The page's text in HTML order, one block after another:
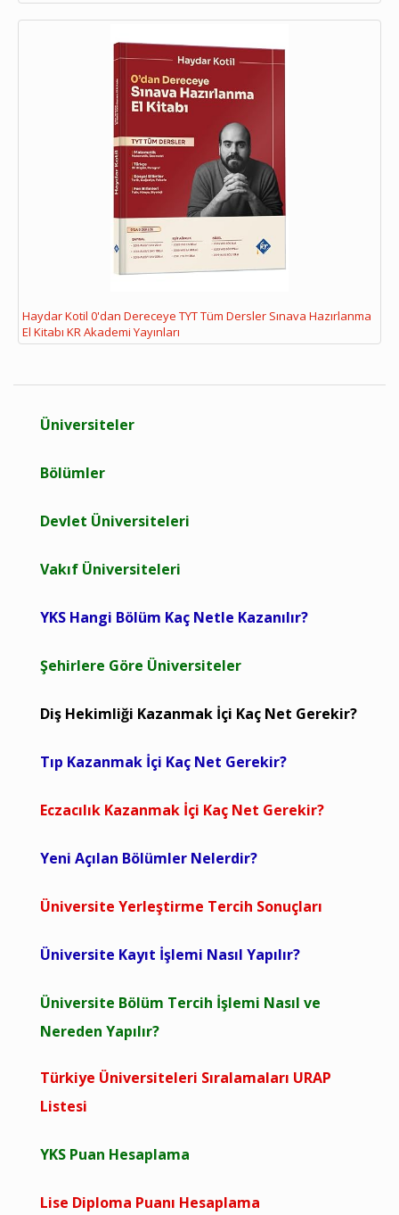
Haydar Kotil 0'dan Dereceye TYT Tüm Dersler Sınava Hazırlanma
El Kitabı KR Akademi Yayınları
Üniversiteler
Bölümler
Devlet Üniversiteleri
Vakıf Üniversiteleri
YKS Hangi Bölüm Kaç Netle Kazanılır?
Şehirlere Göre Üniversiteler
Diş Hekimliği Kazanmak İçi Kaç Net Gerekir?
Tıp Kazanmak İçi Kaç Net Gerekir?
Eczacılık Kazanmak İçi Kaç Net Gerekir?
Yeni Açılan Bölümler Nelerdir?
Üniversite Yerleştirme Tercih Sonuçları
Üniversite Kayıt İşlemi Nasıl Yapılır?
Üniversite Bölüm Tercih İşlemi Nasıl ve
Nereden Yapılır?
Türkiye Üniversiteleri Sıralamaları URAP
Listesi
YKS Puan Hesaplama
Lise Diploma Puanı Hesaplama